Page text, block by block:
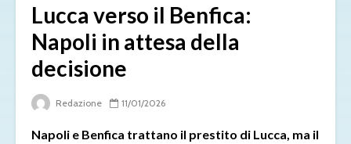
Lucca verso il Benfica:
Napoli in attesa della
decisione
Redazione 11/01/2026
Napoli e Benfica trattano il prestito di Lucca, ma il